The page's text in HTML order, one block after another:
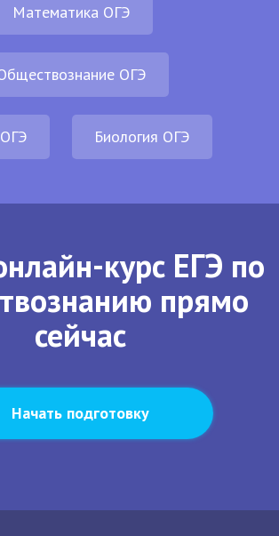
Математика ОГЭ
ОГЭ
Биология ОГЭ
курс ЕГЭ по
прямо
сейчас
Начать подготовку